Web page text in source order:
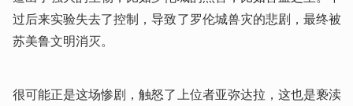
过后来实验失去了控制，导致了罗伦城兽灾的悲剧，最终被
苏美鲁文明消灭。
很可能正是这场惨剧，触怒了上位者亚弥达拉，这也是亵渎